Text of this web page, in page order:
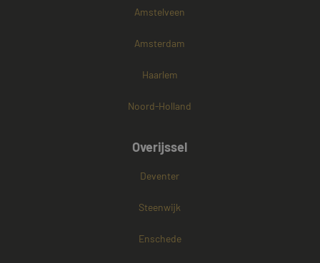
Amstelveen
Amsterdam
Haarlem
Noord-Holland
Overijssel
Deventer
Steenwijk
Enschede